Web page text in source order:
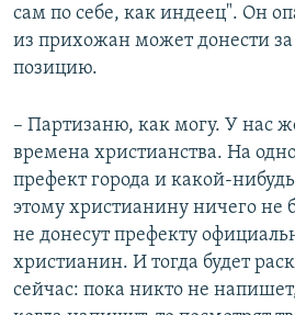
сам по себе, как индеец". Он
из прихожан может донести
позицию.
– Партизаню, как могу. У нас
времена христианства. На
префект города и какой-
этому христианину ничего не
не донесут префекту
христианин. И тогда будет
сейчас: пока никто не